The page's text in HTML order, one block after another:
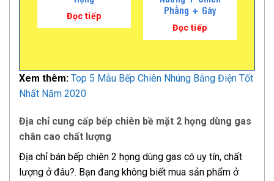
Đọc tiếp
Phẳng + Gáy
Đọc tiếp
Xem thêm: Top 5 Mẫu Bếp Chiên Nhúng Bằng Điện Tốt
Nhất Năm 2020
Địa chỉ cung cấp bếp chiên bề mặt 2 họng dùng gas
chân cao chất lượng
Địa chỉ bán bếp chiên 2 họng dùng gas có uy tín, chất
lượng ở đâu?. Bạn đang không biết mua sản phẩm ở